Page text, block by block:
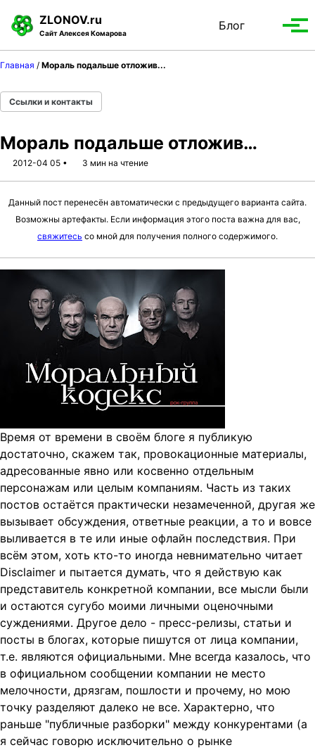
p
o
p
a
v
p
o
c
n
e
p
o
f
o
e
ZLONOV.ru
Сайт Алексея Комарова
Блог
Toggle
Главная / Мораль подальше отложив...
Ссылки и контакты
Мораль подальше отложив…
2012-04 05 3 мин на чтение
Данный пост перенесён автоматически с предыдущего варианта сайта.
Возможны артефакты. Если информация этого поста важна для вас,
свяжитесь со мной для получения полного содержимого.
Время от времени в своём блоге я публикую
достаточно, скажем так, провокационные материалы,
адресованные явно или косвенно отдельным
персонажам или целым компаниям. Часть из таких
постов остаётся практически незамеченной, другая же
вызывает обсуждения, ответные реакции, а то и вовсе
выливается в те или иные офлайн последствия. При
всём этом, хоть кто-то иногда невнимательно читает
Disclaimer и пытается думать, что я действую как
представитель конкретной компании, все мысли были
и остаются сугубо моими личными оценочными
суждениями. Другое дело - пресс-релизы, статьи и
посты в блогах, которые пишутся от лица компании,
т.е. являются официальными. Мне всегда казалось, что
в официальном сообщении компании не место
мелочности, дрязгам, пошлости и прочему, но мою
точку разделяют далеко не все. Характерно, что
раньше "публичные разборки" между конкурентами (а
я сейчас говорю исключительно о рынке